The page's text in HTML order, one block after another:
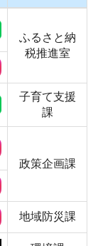
ふるさと納
税推進室
子育て支援
課
政策企画課
地域防災課